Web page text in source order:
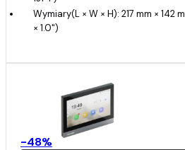
Wymiary(L × W × H): 217 mm × 142
× 1.0")
-48%